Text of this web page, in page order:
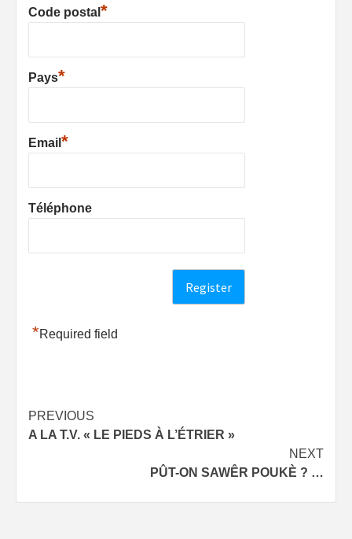
Code postal *
Pays*
Email *
Téléphone
*Required field
Post
navigation
PREVIOUS
A LA T.V. « LE PIEDS À L’ÉTRIER »
NEXT
PÛT-ON SAWÊR POUKÈ ? …